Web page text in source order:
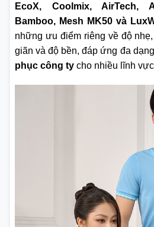
EcoX, Coolmix, AirTech,
Bamboo, Mesh MK50 và
những ưu điểm riêng về độ
giãn và độ bền, đáp ứng đa
phục công ty cho nhiều lĩnh